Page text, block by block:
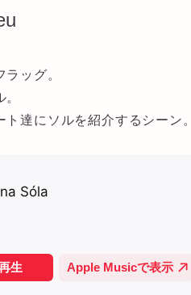
ッグ。
達にソルを紹介するシーン。